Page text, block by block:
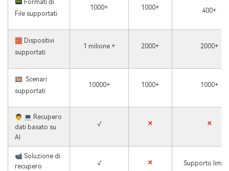
📟 Formati di
File supportati
1000+ 1000+ 400+
🧱 Dispositivi
supportati
1 milione + 2000+ 2000+
🎞 ️ Scenari
supportati
10000+ 1000+ 1000+
👨 💻 Recupero
dati basato su
AI
√ × ×
📹 Soluzione di
recupero
√ × Supporto